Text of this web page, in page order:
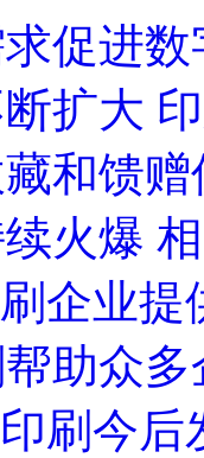
促进
扩大
和馈
火爆
企业
助众多
刷今